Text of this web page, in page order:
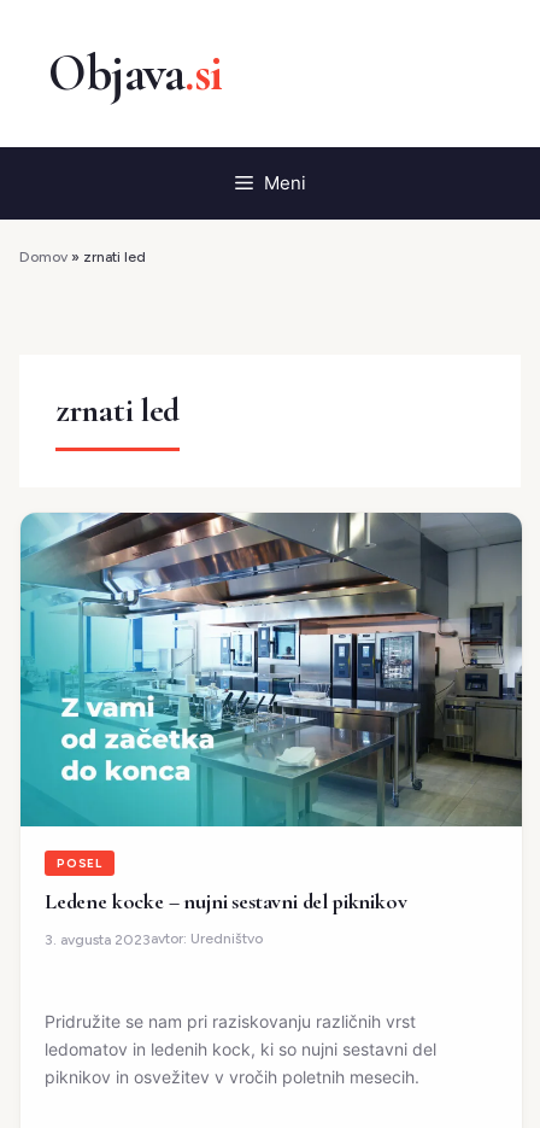
vsebino
Meni
Domov » zrnati led
zrnati led
POSEL
Ledene kocke – nujni sestavni del piknikov
3. avgusta 2023avtor: Uredništvo
Pridružite se nam pri raziskovanju različnih vrst
ledomatov in ledenih kock, ki so nujni sestavni del
piknikov in osvežitev v vročih poletnih mesecih.